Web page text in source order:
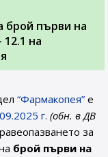
брой първи на
на
“Фармакопея” е
г. (обн. в ДВ
за
брой първи на